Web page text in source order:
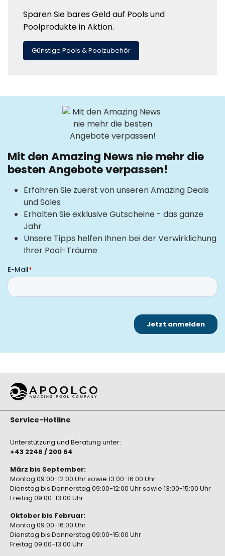
Sparen Sie bares Geld auf Pools und
Poolprodukte in Aktion.
Günstige Pools & Poolzubehör
Mit den Amazing News nie mehr die
besten Angebote verpassen!
Erfahren Sie zuerst von unseren Amazing Deals
und Sales
Erhalten Sie exklusive Gutscheine - das ganze
Jahr
Unsere Tipps helfen Ihnen bei der Verwirklichung
Ihrer Pool-Träume
Service-Hotline
Unterstützung und Beratung unter:
+43 2246 / 200 64
März bis September:
Montag 09:00-12:00 Uhr sowie 13:00-16:00 Uhr
Dienstag bis Donnerstag 09:00-12:00 Uhr sowie 13:00-15:00 Uhr
Freitag 09:00-13:00 Uhr
Oktober bis Februar:
Montag 09:00-16:00 Uhr
Dienstag bis Donnerstag 09:00-15:00 Uhr
Freitag 09:00-13:00 Uhr